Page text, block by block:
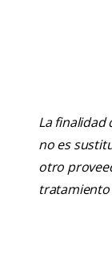
La finalidad
no es
otro
tratamiento